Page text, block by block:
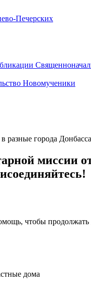
Новомученики
города
миссии
чтобы продолжать
дома